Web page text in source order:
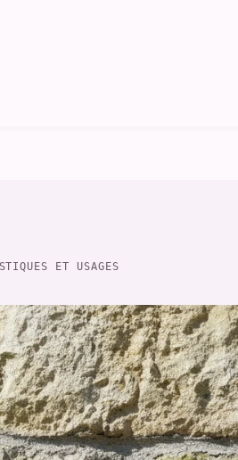
ET USAGES